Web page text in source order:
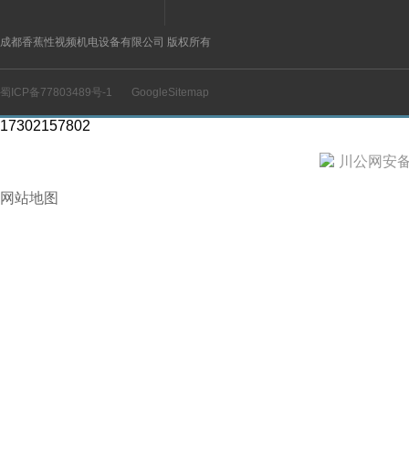
成都香蕉性视频机电设备有限公司 版权所有
蜀ICP备77803489号-1 GoogleSitemap
17302157802
川公网安
网站地图